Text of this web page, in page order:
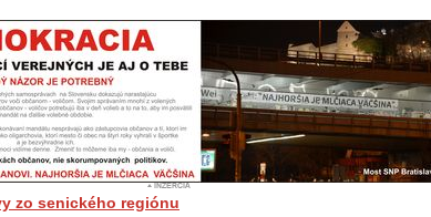
|MM| Prezídium Policajného zboru povoľuje na štvrtok, 5. júla 2018,
pre všetky nákladné vozidlá. Výnimka platí pre všetky nákladné
rýchlostných cestách, cestách I. triedy a na cestách pre
prichádzajúce na územie Slovenskej republiky zo susedných
(napríklad ...
zo senického regiónu